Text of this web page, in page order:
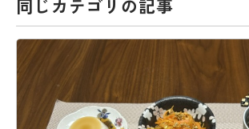
同じカテゴリの記事